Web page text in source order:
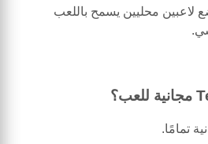
لاعبين محليين يسمح باللعب
تمامًا.